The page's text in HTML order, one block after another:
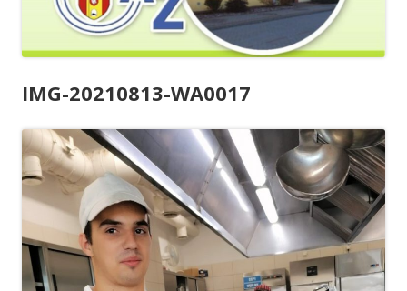
IMG-20210813-WA0017